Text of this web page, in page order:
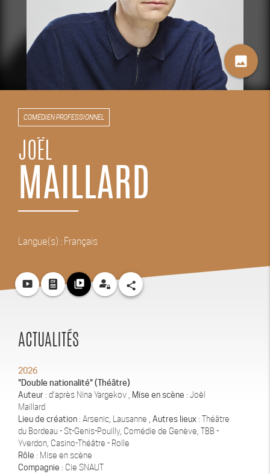
image
COMÉDIEN PROFESSIONNEL
JOËL
MAILLARD
Langue(s) : Français
smart_display video_library share
ACTUALITÉS
2026
"Double nationalité" (Théâtre)
Auteur : d'après Nina Yargekov , Mise en scène : Joël
Maillard
Lieu de création : Arsenic, Lausanne , Autres lieux : Théâtre
du Bordeau - St-Genis-Pouilly, Comédie de Genève, TBB -
Yverdon, Casino-Théâtre - Rolle
Rôle : Mise en scène
Compagnie : Cie SNAUT